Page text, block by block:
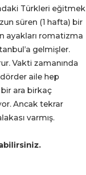
Türkleri eğitmek
süren (1 hafta) bir
ayakları romatizma
gelmişler.
Vakti zamanında
aile hep
ara birkaç
Ancak tekrar
varmış.